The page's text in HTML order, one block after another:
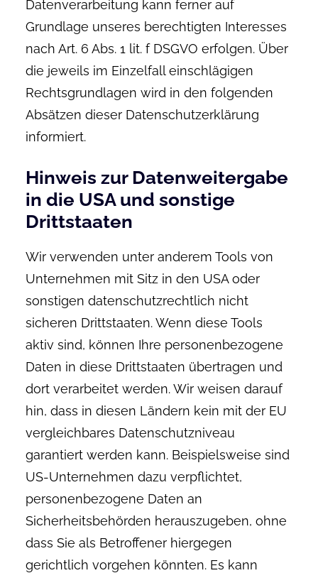
Datenverarbeitung kann ferner auf
Grundlage unseres berechtigten Interesses
nach Art. 6 Abs. 1 lit. f DSGVO erfolgen. Über
die jeweils im Einzelfall einschlägigen
Rechtsgrundlagen wird in den folgenden
Absätzen dieser Datenschutzerklärung
informiert.
Hinweis zur Datenweitergabe
in die USA und sonstige
Drittstaaten
Wir verwenden unter anderem Tools von
Unternehmen mit Sitz in den USA oder
sonstigen datenschutzrechtlich nicht
sicheren Drittstaaten. Wenn diese Tools
aktiv sind, können Ihre personenbezogene
Daten in diese Drittstaaten übertragen und
dort verarbeitet werden. Wir weisen darauf
hin, dass in diesen Ländern kein mit der EU
vergleichbares Datenschutzniveau
garantiert werden kann. Beispielsweise sind
US-Unternehmen dazu verpflichtet,
personenbezogene Daten an
Sicherheitsbehörden herauszugeben, ohne
dass Sie als Betroffener hiergegen
gerichtlich vorgehen könnten. Es kann